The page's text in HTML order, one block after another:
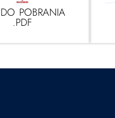
POBRANIA
.PDF